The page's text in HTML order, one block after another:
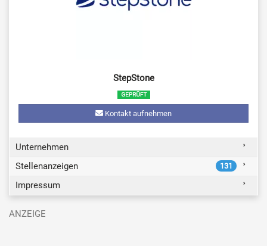
StepStone
Kontakt aufnehmen
Unternehmen
Stellenanzeigen
131
Impressum